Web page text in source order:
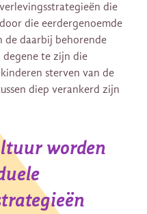
die
die eerdergenoemde
de daarbij behorende
degene te zijn die
sterven van de
diep verankerd zijn
worden